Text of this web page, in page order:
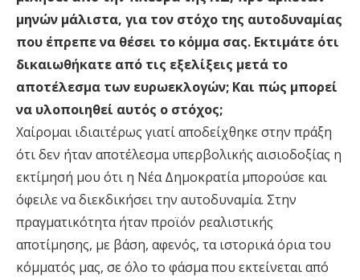
μηνών μάλιστα, για τον στόχο της αυτοδυναμίας
που έπρεπε να θέσει το κόμμα σας. Εκτιμάτε ότι
δικαιωθήκατε από τις εξελίξεις μετά το
αποτέλεσμα των ευρωεκλογών; Και πώς μπορεί
να υλοποιηθεί αυτός ο στόχος;
Χαίρομαι ιδιαιτέρως γιατί αποδείχθηκε στην πράξη
ότι δεν ήταν αποτέλεσμα υπερβολικής αισιοδοξίας η
εκτίμησή μου ότι η Νέα Δημοκρατία μπορούσε και
όφειλε να διεκδικήσει την αυτοδυναμία. Στην
πραγματικότητα ήταν προϊόν ρεαλιστικής
αποτίμησης, με βάση, αφενός, τα ιστορικά όρια του
κόμματός μας, σε όλο το φάσμα που εκτείνεται από